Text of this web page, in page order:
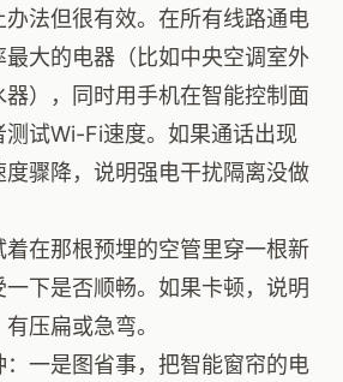
办法但很有效。在所有线路通电
大的电器（比如中央空调室外
），同时用手机在智能控制面
试Wi-Fi速度。如果通话出现
骤降，说明强电干扰隔离没做
着在那根预埋的空管里穿一根新
下是否顺畅。如果卡顿，说明
压扁或急弯。
一是图省事，把智能窗帘的电